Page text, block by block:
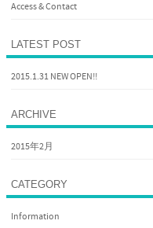
Access & Contact
LATEST POST
2015.1.31 NEW OPEN!!
ARCHIVE
2015年2月
CATEGORY
Information